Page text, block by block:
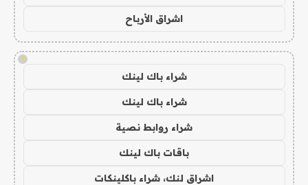
اشراق الأرباح
!
شراء باك لينك
شراء باك لينك
شراء روابط نصية
باقات باك لينك
اشراق لنك، شراء باكلينكات